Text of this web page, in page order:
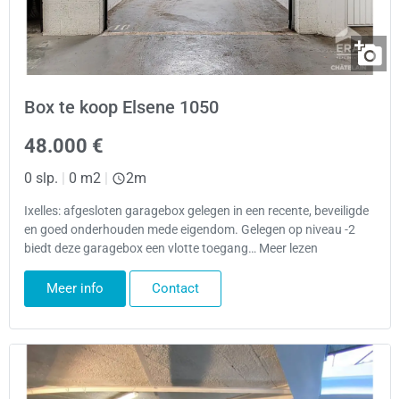
Box te koop Elsene 1050
48.000 €
0 slp. | 0 m2 | 2m
Ixelles: afgesloten garagebox gelegen in een recente, beveiligde
en goed onderhouden mede eigendom. Gelegen op niveau -2
biedt deze garagebox een vlotte toegang… Meer lezen
Meer info Contact